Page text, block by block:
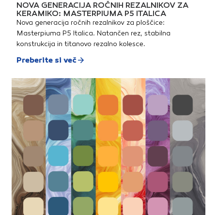
NOVA GENERACIJA ROČNIH REZALNIKOV ZA
KERAMIKO: MASTERPIUMA P5 ITALICA
Nova generacija ročnih rezalnikov za ploščice:
Masterpiuma P5 Italica. Natančen rez, stabilna
konstrukcija in titanovo rezalno kolesce.
Preberite si več